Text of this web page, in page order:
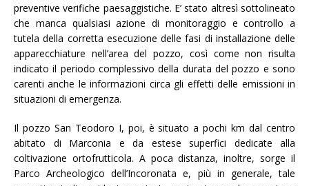
preventive verifiche paesaggistiche. E’ stato altresì sottolineato
che manca qualsiasi azione di monitoraggio e controllo a
tutela della corretta esecuzione delle fasi di installazione delle
apparecchiature nell’area del pozzo, così come non risulta
indicato il periodo complessivo della durata del pozzo e sono
carenti anche le informazioni circa gli effetti delle emissioni in
situazioni di emergenza.
Il pozzo San Teodoro I, poi, è situato a pochi km dal centro
abitato di Marconia e da estese superfici dedicate alla
coltivazione ortofrutticola. A poca distanza, inoltre, sorge il
Parco Archeologico dell’Incoronata e, più in generale, tale